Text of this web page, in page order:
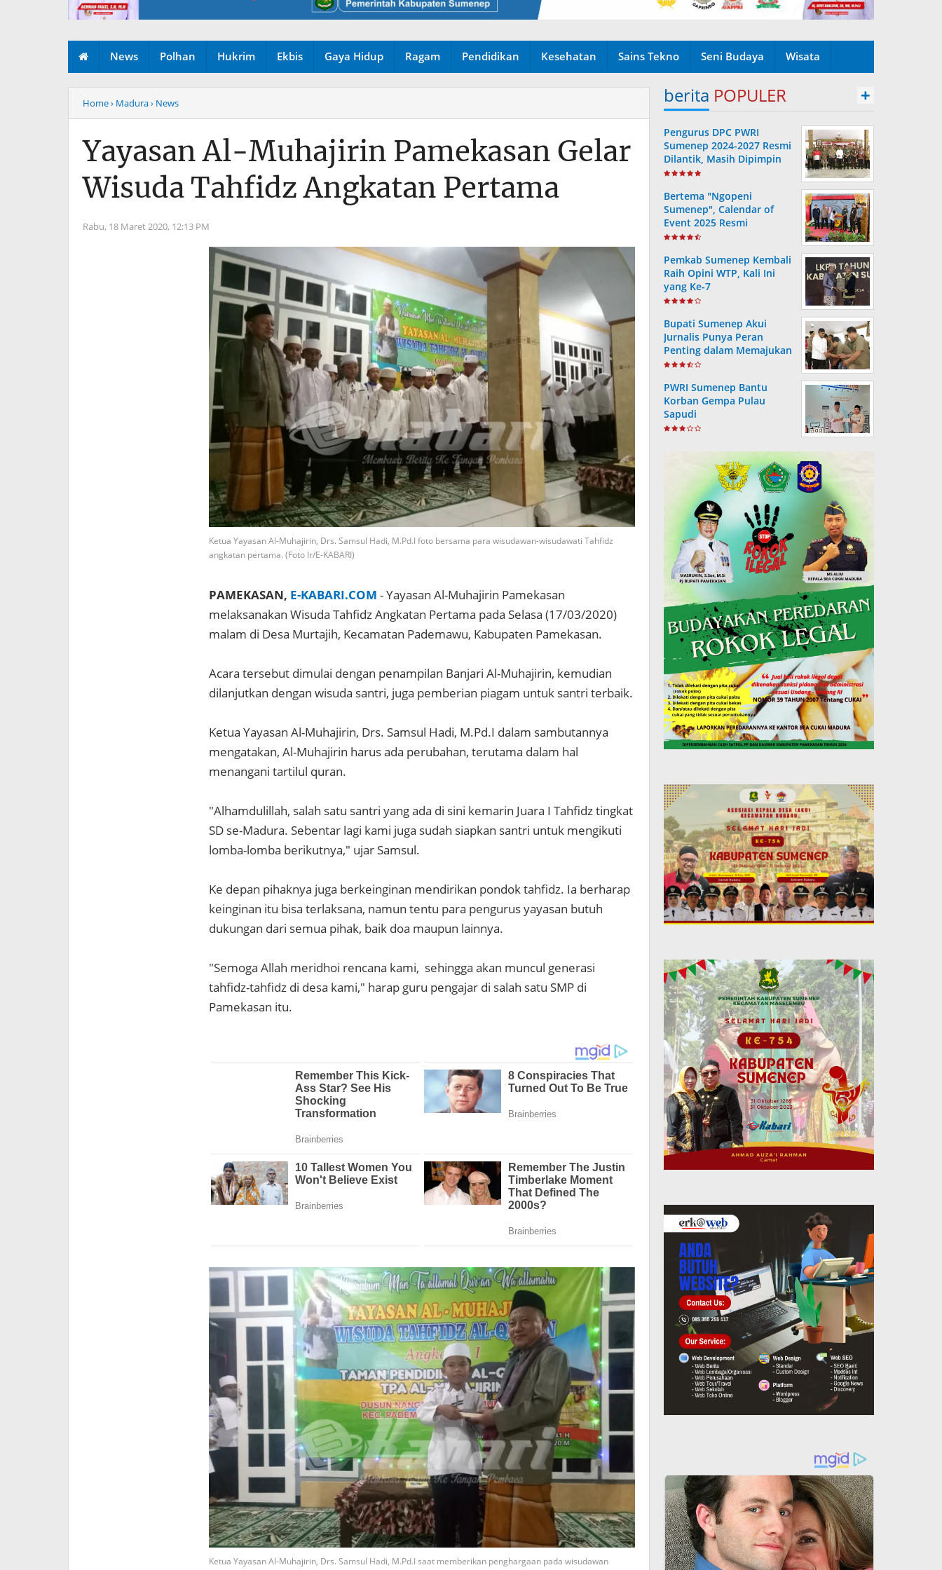
News Polhan Hukrim Ekbis Gaya Hidup Ragam Pendidikan Kesehatan Sains Tekno Seni Budaya Wisata
Home› Madura› News
Yayasan Al-Muhajirin Pamekasan Gelar
Wisuda Tahfidz Angkatan Pertama
Rabu, 18 Maret 2020, 12:13 PM
Ketua Yayasan Al-Muhajirin, Drs. Samsul Hadi, M.Pd.I foto bersama para wisudawan-wisudawati Tahfidz
angkatan pertama. (Foto Ir/E-KABARI)
PAMEKASAN, E-KABARI.COM - Yayasan Al-Muhajirin Pamekasan
melaksanakan Wisuda Tahfidz Angkatan Pertama pada Selasa (17/03/2020)
malam di Desa Murtajih, Kecamatan Pademawu, Kabupaten Pamekasan.
Acara tersebut dimulai dengan penampilan Banjari Al-Muhajirin, kemudian
dilanjutkan dengan wisuda santri, juga pemberian piagam untuk santri terbaik.
Ketua Yayasan Al-Muhajirin, Drs. Samsul Hadi, M.Pd.I dalam sambutannya
mengatakan, Al-Muhajirin harus ada perubahan, terutama dalam hal
menangani tartilul quran.
"Alhamdulillah, salah satu santri yang ada di sini kemarin Juara I Tahfidz tingkat
SD se-Madura. Sebentar lagi kami juga sudah siapkan santri untuk mengikuti
lomba-lomba berikutnya," ujar Samsul.
Ke depan pihaknya juga berkeinginan mendirikan pondok tahfidz. Ia berharap
keinginan itu bisa terlaksana, namun tentu para pengurus yayasan butuh
dukungan dari semua pihak, baik doa maupun lainnya.
"Semoga Allah meridhoi rencana kami, sehingga akan muncul generasi
tahfidz-tahfidz di desa kami," harap guru pengajar di salah satu SMP di
Pamekasan itu.
Ketua Yayasan Al-Muhajirin, Drs. Samsul Hadi, M.Pd.I saat memberikan penghargaan pada wisudawan
berita POPULER +
Pengurus DPC PWRI
Sumenep 2024-2027 Resmi
Dilantik, Masih Dipimpin
Rusydiyono
Bertema "Ngopeni
Sumenep", Calendar of
Event 2025 Resmi
Diluncurkan
Pemkab Sumenep Kembali
Raih Opini WTP, Kali Ini
yang Ke-7
Bupati Sumenep Akui
Jurnalis Punya Peran
Penting dalam Memajukan
Daerah
PWRI Sumenep Bantu
Korban Gempa Pulau
Sapudi